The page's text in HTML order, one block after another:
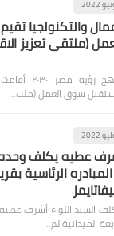
والتكنولجيا
(ملتقى تعزيز
✍️ سهيلة
عطيه يكلف
الرئاسية
السيد اللواء أشرف
الميدانية لم…